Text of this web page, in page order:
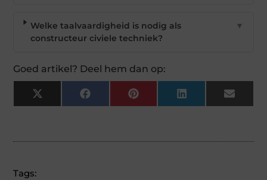
Welke taalvaardigheid is nodig als
constructeur civiele techniek?
▼
Goed artikel? Deel hem dan op:
X
(Twitter)
Facebook Pinterest LinkedIn Email
Tags: